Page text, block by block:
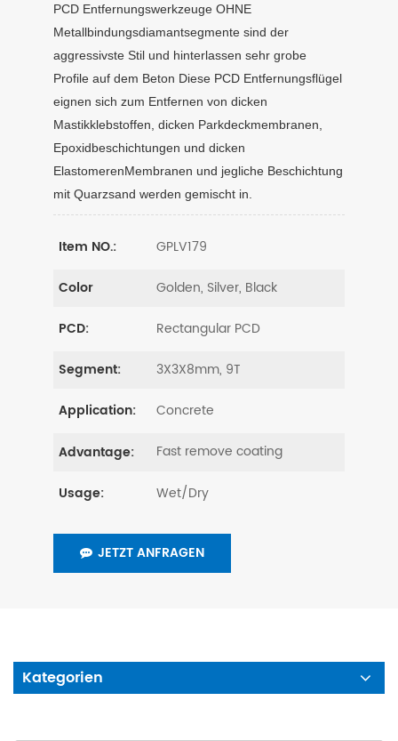
PCD Entfernungswerkzeuge OHNE
Metallbindungsdiamantsegmente sind der
aggressivste Stil und hinterlassen sehr grobe
Profile auf dem Beton Diese PCD Entfernungsflügel
eignen sich zum Entfernen von dicken
Mastikklebstoffen, dicken Parkdeckmembranen,
Epoxidbeschichtungen und dicken
ElastomerenMembranen und jegliche Beschichtung
mit Quarzsand werden gemischt in.
Item NO.: GPLV179
Color Golden, Silver, Black
PCD: Rectangular PCD
Segment: 3X3X8mm, 9T
Application: Concrete
Advantage: Fast remove coating
Usage: Wet/Dry
JETZT ANFRAGEN
Kategorien